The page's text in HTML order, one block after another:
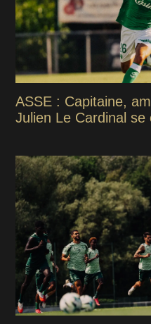
ASSE : Capitaine,
Julien Le Cardinal se